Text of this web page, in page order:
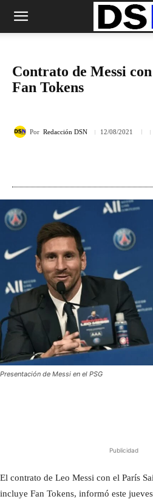
Contrato de Messi
Fan Tokens
Por Redacción DSN 12/08/2021
Presentación de Messi en el PSG
Publicidad
El contrato de Leo Messi con el París
incluye Fan Tokens, informó este